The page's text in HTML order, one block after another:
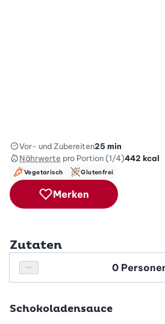
Vor- und Zubereiten25 min
Nährwerte pro Portion (1/4)442 kcal
Vegetarisch Glutenfrei
Merken
Zutaten
Personenanzahl verringern
Personenanzahl
Schokoladensauce